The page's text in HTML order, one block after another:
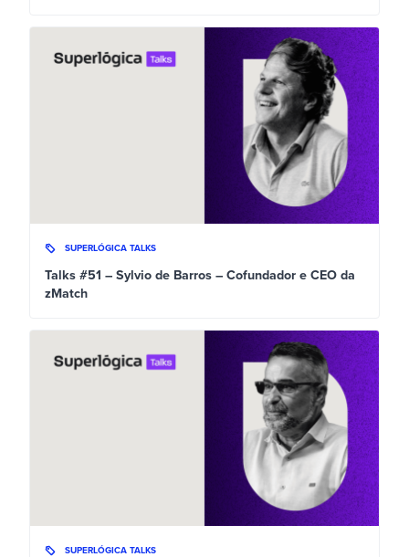
SUPERLÓGICA TALKS
Talks #51 – Sylvio de Barros – Cofundador e CEO da
zMatch
SUPERLÓGICA TALKS